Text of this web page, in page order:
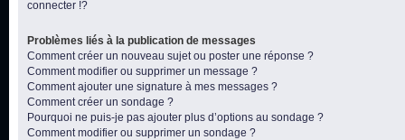
connecter !?
Problèmes liés à la publication de messages
Comment créer un nouveau sujet ou poster une réponse ?
Comment modifier ou supprimer un message ?
Comment ajouter une signature à mes messages ?
Comment créer un sondage ?
Pourquoi ne puis-je pas ajouter plus d’options au sondage ?
Comment modifier ou supprimer un sondage ?